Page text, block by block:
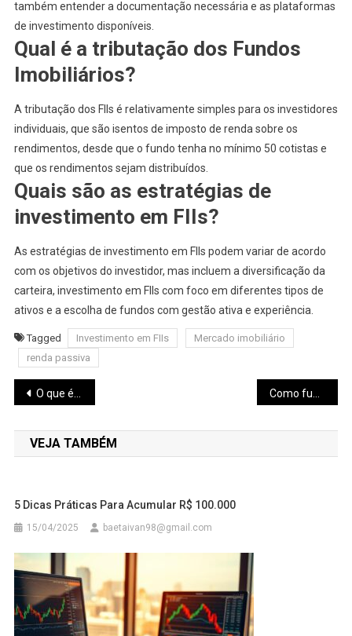
também entender a documentação necessária e as plataformas
de investimento disponíveis.
Qual é a tributação dos Fundos
Imobiliários?
A tributação dos FIIs é relativamente simples para os investidores
individuais, que são isentos de imposto de renda sobre os
rendimentos, desde que o fundo tenha no mínimo 50 cotistas e
que os rendimentos sejam distribuídos.
Quais são as estratégias de
investimento em FIIs?
As estratégias de investimento em FIIs podem variar de acordo
com os objetivos do investidor, mas incluem a diversificação da
carteira, investimento em FIIs com foco em diferentes tipos de
ativos e a escolha de fundos com gestão ativa e experiência.
Tagged Investimento em FIIs
Mercado imobiliário
renda passiva
Navegação
de
Post
O que é alavancagem e como utilizá-la com segurança
VEJA TAMBÉM
5 Dicas Práticas Para Acumular R$ 100.000
15/04/2025 baetaivan98@gmail.com